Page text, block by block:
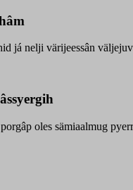
já nelji värijeessân
oles sämiaalmug